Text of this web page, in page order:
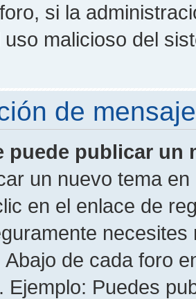
si la
uso malicioso del
de
puede publicar un
un nuevo tema
en el enlace de
Abajo de cada foro
Ejemplo: Puedes